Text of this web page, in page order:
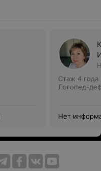
Стаж 4 года
Логопед-
Нет